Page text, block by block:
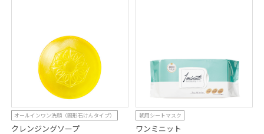
オールインワン洗顔（固形石けんタイプ）
クレンジングソープ
朝用シートマスク
ワンミニット